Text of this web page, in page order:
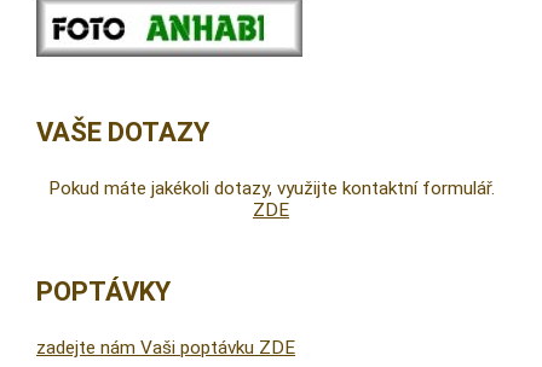
VAŠE DOTAZY
Pokud máte jakékoli dotazy, využijte kontaktní formulář.
ZDE
POPTÁVKY
zadejte nám Vaši poptávku ZDE